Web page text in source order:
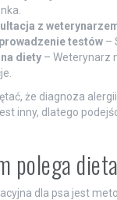
z
testów–
diety– Weterynarz
że diagnoza
inny, dlatego
polega
dla psa jest